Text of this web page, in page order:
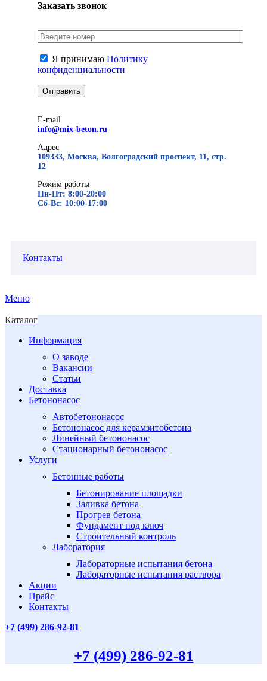
Заказать звонок
Я принимаю Политику
конфиденциальности
E-mail
info@mix-beton.ru
Адрес
109333, Москва, Волгоградский проспект, 11, стр.
12
Режим работы
Пн-Пт: 8:00-20:00
Сб-Вс: 10:00-17:00
Контакты
Меню
Каталог
Информация
О заводе
Вакансии
Статьи
Доставка
Бетононасос
Автобетононасос
Бетононасос для керамзитобетона
Линейный бетононасос
Стационарный бетононасос
Услуги
Бетонные работы
Бетонирование площадки
Заливка бетона
Прогрев бетона
Фундамент под ключ
Строительный контроль
Лаборатория
Лабораторные испытания бетона
Лабораторные испытания раствора
Акции
Прайс
Контакты
+7 (499) 286-92-81
+7 (499) 286-92-81